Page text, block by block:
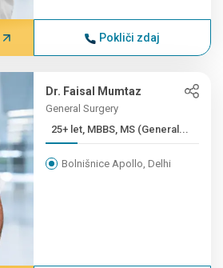
Pokliči zdaj
Dr. Faisal Mumtaz
General Surgery
25+ let, MBBS, MS (General...
Bolnišnice Apollo, Delhi